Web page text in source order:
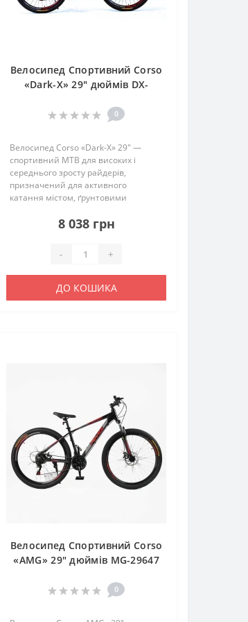
Велосипед Спортивний Corso
«Dark-X» 29" дюймів DX-
0
Велосипед Corso «Dark-X» 29" —
спортивний MTB для високих і
середнього зросту райдерів,
призначений для активного
катання містом, ґрунтовими
Велосипед поєднує алюмінієву раму,
8 038 грн
- +
ДО КОШИКА
Велосипед Спортивний Corso
«AMG» 29" дюймів MG-29647
0